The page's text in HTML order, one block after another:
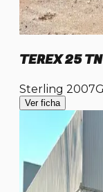
TEREX 25
Sterling 2007
Ver ficha